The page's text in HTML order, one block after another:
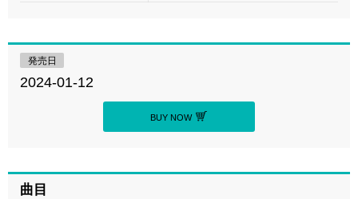
発売日
2024-01-12
BUY NOW
曲目